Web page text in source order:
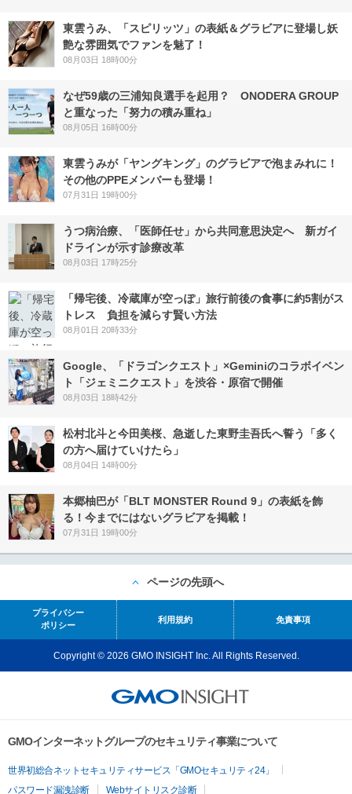
東雲うみ、「スピリッツ」の表紙＆グラビアに登場し妖
艶な雰囲気でファンを魅了！
08月03日 18時00分
なぜ59歳の三浦知良選手を起用？ ONODERA GROUP
と重なった「努力の積み重ね」
08月05日 16時00分
東雲うみが「ヤングキング」のグラビアで泡まみれに！
その他のPPEメンバーも登場！
07月31日 19時00分
うつ病治療、「医師任せ」から共同意思決定へ 新ガイ
ドラインが示す診療改革
08月03日 17時25分
「帰宅後、冷蔵庫が空っぽ」旅行前後の食事に約5割がス
トレス 負担を減らす賢い方法
08月01日 20時33分
Google、「ドラゴンクエスト」×Geminiのコラボイベン
ト「ジェミニクエスト」を渋谷・原宿で開催
08月03日 18時42分
松村北斗と今田美桜、急逝した東野圭吾氏へ誓う「多く
の方へ届けていけたら」
08月04日 14時00分
本郷柚巴が「BLT MONSTER Round 9」の表紙を飾
る！今までにはないグラビアを掲載！
07月31日 19時00分
ページの先頭へ
プライバシー
ポリシー
利用規約 免責事項
Copyright © 2026 GMO INSIGHT Inc. All Rights Reserved.
GMOインターネットグループのセキュリティ事業について
世界初総合ネットセキュリティサービス「GMOセキュリティ24」
パスワード漏洩診断
Webサイトリスク診断